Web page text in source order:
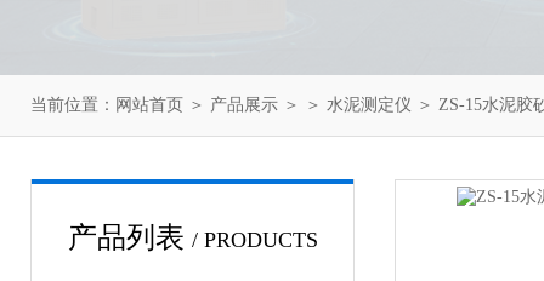
当前位置： 网站首页 ＞ 产品展示 ＞ ＞ 水泥测定仪 ＞ ZS-15水泥胶
产品列表 / PRODUCTS